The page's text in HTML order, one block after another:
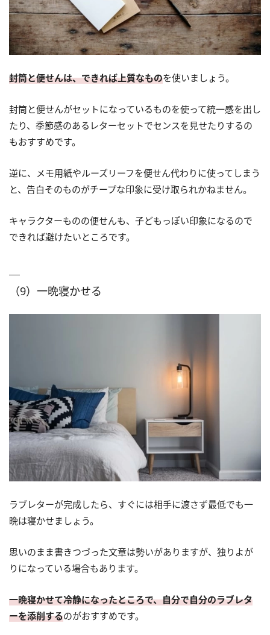
封筒と便せんは、できれば上質なものを使いましょう。
封筒と便せんがセットになっているものを使って統一感を出し
たり、季節感のあるレターセットでセンスを見せたりするの
もおすすめです。
逆に、メモ用紙やルーズリーフを便せん代わりに使ってしまう
と、告白そのものがチープな印象に受け取られかねません。
キャラクターものの便せんも、子どもっぽい印象になるので
できれば避けたいところです。
（9）一晩寝かせる
ラブレターが完成したら、すぐには相手に渡さず最低でも一
晩は寝かせましょう。
思いのまま書きつづった文章は勢いがありますが、独りよが
りになっている場合もあります。
一晩寝かせて冷静になったところで、自分で自分のラブレタ
ーを添削するのがおすすめです。